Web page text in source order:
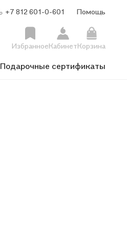
+7 812 601-0-601 Помощь
ИзбранноеКабинетКорзина
Подарочные сертификаты